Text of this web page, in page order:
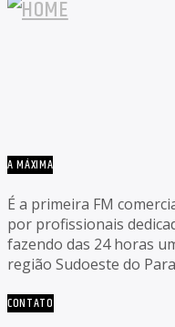
A MÁXIMA
É a primeira FM
por profissionais
fazendo das 24 horas
região Sudoeste do
CONTATO